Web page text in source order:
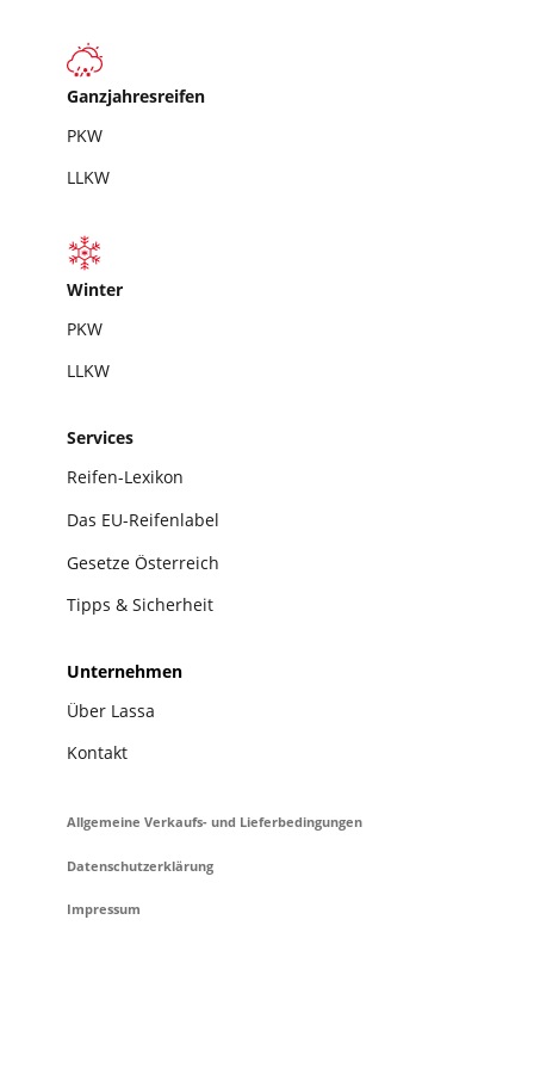
Ganzjahresreifen
PKW
LLKW
Winter
PKW
LLKW
Services
Reifen-Lexikon
Das EU-Reifenlabel
Gesetze Österreich
Tipps & Sicherheit
Unternehmen
Über Lassa
Kontakt
Allgemeine Verkaufs- und Lieferbedingungen
Datenschutzerklärung
Impressum